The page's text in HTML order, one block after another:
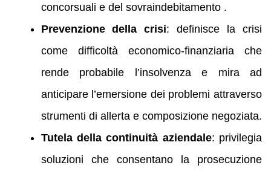
concorsuali e del sovraindebitamento .
Prevenzione della crisi: definisce la crisi
come difficoltà economico‑finanziaria che
rende probabile l’insolvenza e mira ad
anticipare l’emersione dei problemi attraverso
strumenti di allerta e composizione negoziata.
Tutela della continuità aziendale: privilegia
soluzioni che consentano la prosecuzione